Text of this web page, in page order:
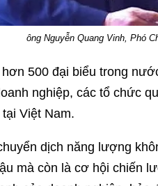
ông Nguyễn Quang Vinh, Phó
500 đại biểu trong
nghiệp, các tổ chức
Việt Nam.
dịch năng lượng
mà còn là cơ hội chiến